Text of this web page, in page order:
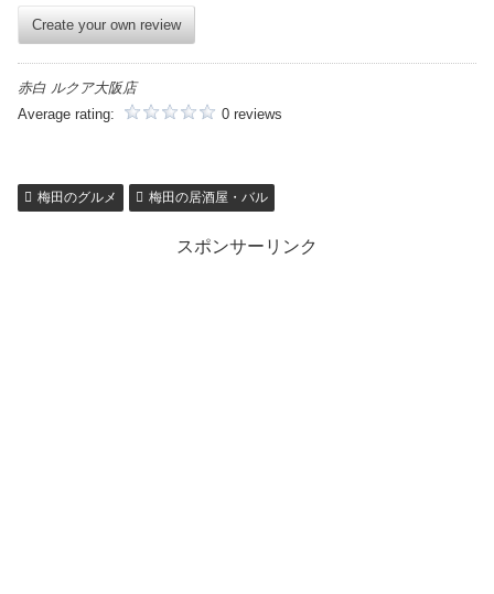
Create your own review
赤白 ルクア大阪店
Average rating:
0 reviews
梅田のグルメ 梅田の居酒屋・バル
スポンサーリンク